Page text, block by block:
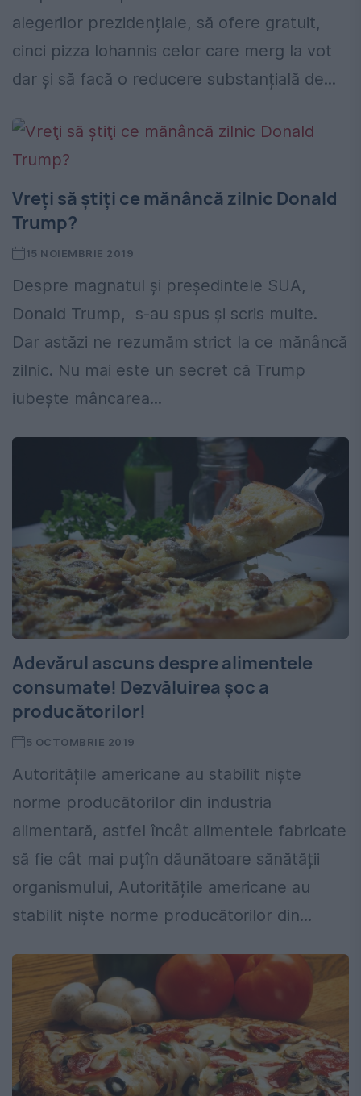
alegerilor prezidențiale, să ofere gratuit,
cinci pizza Iohannis celor care merg la vot
dar și să facă o reducere substanțială de...
Vreţi să ştiţi ce mănâncă zilnic Donald
Trump?
15 NOIEMBRIE 2019
Despre magnatul şi preşedintele SUA,
Donald Trump, s-au spus şi scris multe.
Dar astăzi ne rezumăm strict la ce mănâncă
zilnic. Nu mai este un secret că Trump
iubește mâncarea...
Adevărul ascuns despre alimentele
consumate! Dezvăluirea șoc a
producătorilor!
5 OCTOMBRIE 2019
Autoritățile americane au stabilit niște
norme producătorilor din industria
alimentară, astfel încât alimentele fabricate
să fie cât mai puțîn dăunătoare sănătății
organismului, Autoritățile americane au
stabilit niște norme producătorilor din...